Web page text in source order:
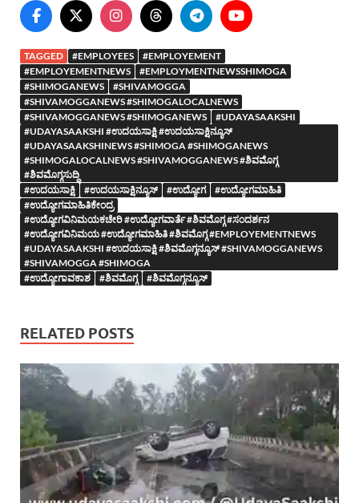
TAGGED #EMPLOYEES
#EMPLOYEMENT
#EMPLOYEMENTNEWS
#EMPLOYMENTNEWSSHIMOGA
#SHIMOGANEWS
#SHIVAMOGGA
#SHIVAMOGGANEWS #SHIMOGALOCALNEWS
#SHIVAMOGGANEWS #SHIMOGANEWS
#UDAYASAAKSHI
#UDAYASAAKSHI #ಉದಯಸಾಕ್ಷಿ #ಉದಯಸಾಕ್ಷಿನ್ಯೂಸ್
#UDAYASAAKSHINEWS #SHIMOGA #SHIMOGANEWS
#SHIMOGALOCALNEWS #SHIVAMOGGANEWS #ಶಿವಮೊಗ್ಗ
#ಶಿವಮೊಗ್ಗಸುದ್ದಿ
#ಉದಯಸಾಕ್ಷಿ
#ಉದಯಸಾಕ್ಷಿನ್ಯೂಸ್ #ಉದ್ಯೋಗ
#ಉದ್ಯೋಗಮಾಹಿತಿ
#ಉದ್ಯೋಗಮಾಹಿತಿಕೇಂದ್ರ
#ಉದ್ಯೋಗವಿನಿಮಯಕಚೇರಿ #ಉದ್ಯೋಗವಾರ್ತೆ #ಶಿವಮೊಗ್ಗ #ಸಂದರ್ಶನ
#ಉದ್ಯೋಗವಿನಿಮಯ #ಉದ್ಯೋಗಮಾಹಿತಿ #ಶಿವಮೊಗ್ಗ #EMPLOYEMENTNEWS
#UDAYASAAKSHI #ಉದಯಸಾಕ್ಷಿ #ಶಿವಮೊಗ್ಗನ್ಯೂಸ್ #SHIVAMOGGANEWS
#SHIVAMOGGA #SHIMOGA
#ಉದ್ಯೋಗಾವಕಾಶ
#ಶಿವಮೊಗ್ಗ #ಶಿವಮೊಗ್ಗನ್ಯೂಸ್
RELATED POSTS